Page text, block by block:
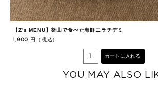
【Z's MENU】釜山で食べた海鮮ニラチヂミ
1,900 円（税込）
カートに入れる
YOU MAY ALSO